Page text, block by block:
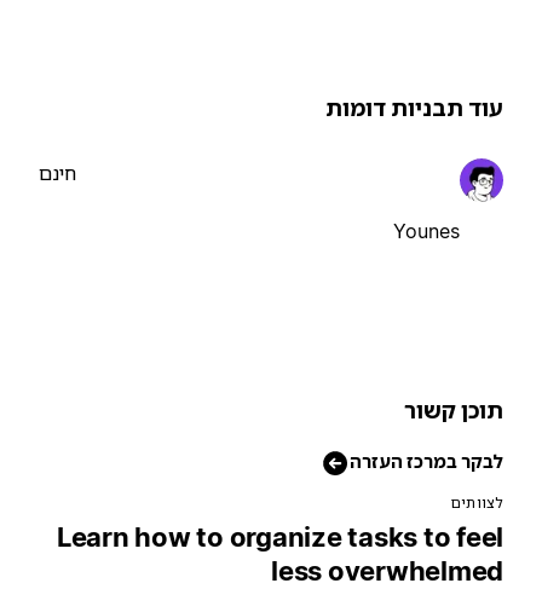
תבניות דומות
Younes
קשור
במרכז העזרה
Learn how to organize tasks to
less